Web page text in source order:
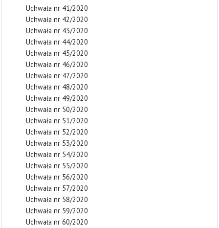
Uchwała nr 41/2020
Uchwała nr 42/2020
Uchwała nr 43/2020
Uchwała nr 44/2020
Uchwała nr 45/2020
Uchwała nr 46/2020
Uchwała nr 47/2020
Uchwała nr 48/2020
Uchwała nr 49/2020
Uchwała nr 50/2020
Uchwała nr 51/2020
Uchwała nr 52/2020
Uchwała nr 53/2020
Uchwała nr 54/2020
Uchwała nr 55/2020
Uchwała nr 56/2020
Uchwała nr 57/2020
Uchwała nr 58/2020
Uchwała nr 59/2020
Uchwała nr 60/2020